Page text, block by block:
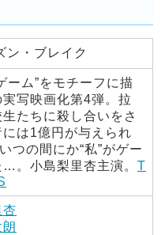
ン・ブレイク
ーム”をモチーフに描
写映画化第4弾。拉
たちに殺し合いをさ
は1億円が与えられ
つの間にか“私”がゲー
。小島梨里杏主演。 T
杏